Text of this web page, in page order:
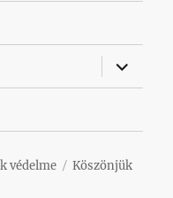
almenü
védelme
Köszönjük